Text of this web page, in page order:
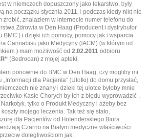
w niemczech dopuszczony jako lekarstwo, były
na począzku stycznia 2011, i podczas kiedy nikt nie
zrobić, znalazłem w internecie numer telefonu do
Zdrowia w Den Haag (Producent i dystrybutor
BMC ) i dzięki ich pomocy, pomocy jak i wsparcia
Cannabisu jako Medycyny (IACM) (w którym od
) mam możliwość od 2.02.2011 odbioru
(Bedrocan) z mojej apteki.
ponownie do BMC w Den Haag, czy mogliby mi
dla Pacjenta“ (Ulotki) do domu przysłać,
nie znany i dzieki tej ulotce byłoby mnie
Kasie Chorych by ich z błędu wyprowadzić ,
tylko o Produkt Medyczny i ażeby bez
mojego leczenia. Tak też się stało,
dla Pacjentów od Holenderskiego Biura
Czarno na Białym medyczne właściwości
dolegliwościom jak: